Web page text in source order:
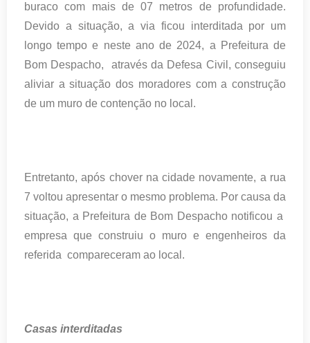
buraco com mais de 07 metros de profundidade.
Devido a situação, a via ficou interditada por um
longo tempo e neste ano de 2024, a Prefeitura de
Bom Despacho, através da Defesa Civil, conseguiu
aliviar a situação dos moradores com a construção
de um muro de contenção no local.
Entretanto, após chover na cidade novamente, a rua
7 voltou apresentar o mesmo problema. Por causa da
situação, a Prefeitura de Bom Despacho notificou a
empresa que construiu o muro e engenheiros da
referida compareceram ao local.
Casas interditadas